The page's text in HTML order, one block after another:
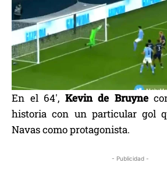
En el 64′, Kevin de Bruyne
historia con un particular gol
Navas como protagonista.
- Publicidad -